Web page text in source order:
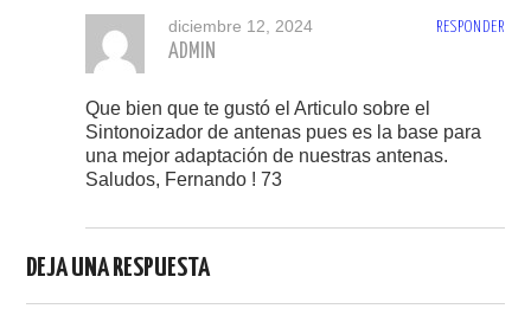
RESPONDER
diciembre 12, 2024
ADMIN
Que bien que te gustó el Articulo sobre el
Sintonoizador de antenas pues es la base para
una mejor adaptación de nuestras antenas.
Saludos, Fernando ! 73
DEJA UNA RESPUESTA